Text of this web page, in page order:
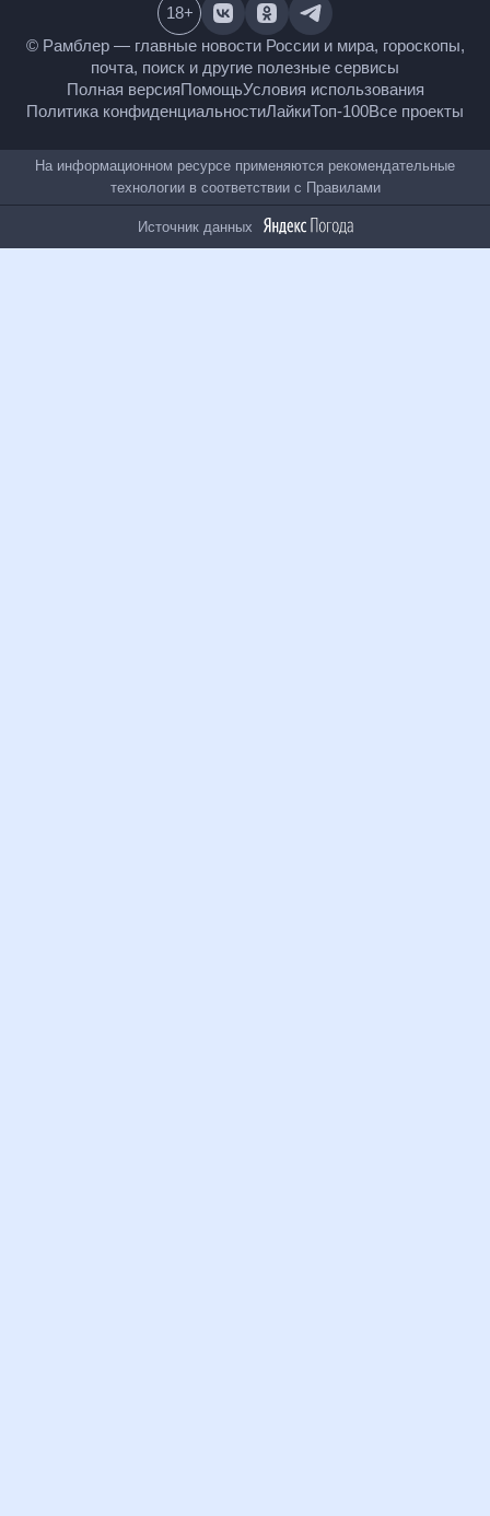
© Рамблер — главные новости России и мира,
гороскопы, почта, поиск и другие полезные сервисы
Полная версияПомощьУсловия использования
Политика конфиденциальностиЛайкиТоп-100
18+
На информационном ресурсе применяются
рекомендательные технологии в соответствии сПравилами
Источник данных